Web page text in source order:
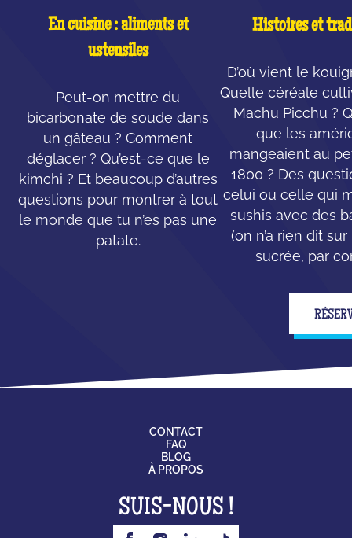
En cuisine : aliments et
ustensiles
Peut-on mettre du
bicarbonate de soude dans
un gâteau ? Comment
déglacer ? Qu’est-ce que le
kimchi ? Et beaucoup d’autres
questions pour montrer à tout
le monde que tu n’es pas une
patate.
Histoires et
D’où vient le
Quelle céréale
Machu Picchu ?
que les
mangeaient au
1800 ? Des
celui ou celle qui
sushis avec des
(on n’a rien dit
sucrée, par
CONTACT
FAQ
BLOG
À PROPOS
SUIS-NOUS !